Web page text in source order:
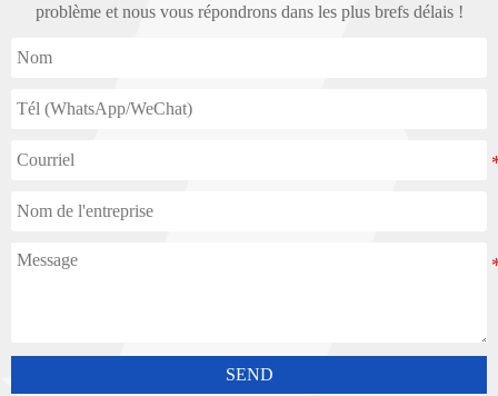
problème et nous vous répondrons dans les plus brefs délais !
SEND